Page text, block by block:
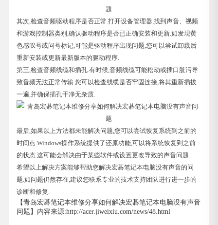
其次,检查音频驱动程序是否正常.打开设备管理器,找到声音、视频
和游戏控制器类别,确认驱动程序是否已正确安装和更新.如发现黄
色感叹号或问号标记,可能是驱动程序出现问题,您可以尝试卸载后
重新安装或更新最新版本的驱动程序.
第三,检查音频线缆和插孔.有时候,音频线缆可能松动或插口脏污导
致音频无法正常传输.您可以检查线缆是否牢固连接,将其重新插拔
一遍,并确保插孔干净无杂质.
最后,如果以上方法都未能解决问题,您可以尝试恢复系统到之前的
时间点.Windows操作系统提供了还原功能,可以将系统恢复到之前
的状态.这可能会解决由于某些软件或设置更改导致的声音问题.
希望以上解决方案能够帮助您解决宏碁笔记本电脑没有声音的问
题.如问题仍然存在,建议您联系专业的技术支持团队进行进一步的
诊断和修复.
【青岛宏碁笔记本维修分享如何解决宏碁笔记本电脑没有声音
问题】内容来源:http://acer.jiweixiu.com/news/48.html